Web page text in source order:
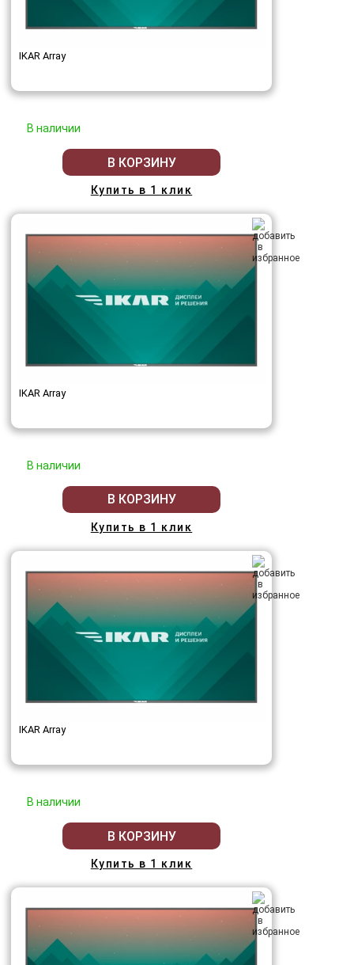
IKAR Array
В наличии
В КОРЗИНУ
Купить в 1 клик
IKAR Array
В наличии
В КОРЗИНУ
Купить в 1 клик
IKAR Array
В наличии
В КОРЗИНУ
Купить в 1 клик